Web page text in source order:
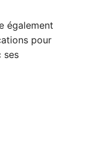
également
pour
ses